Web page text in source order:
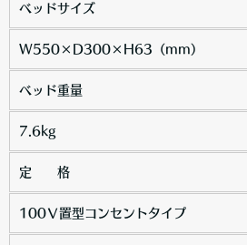
ベッドサイズ
W550×D300×H63（mm）
ベッド重量
7.6kg
定 格
100Ⅴ置型コンセントタイプ